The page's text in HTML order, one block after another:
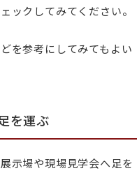
ックしてみてください。
を参考にしてみてもよい
を運ぶ
示場や現場見学会へ足を